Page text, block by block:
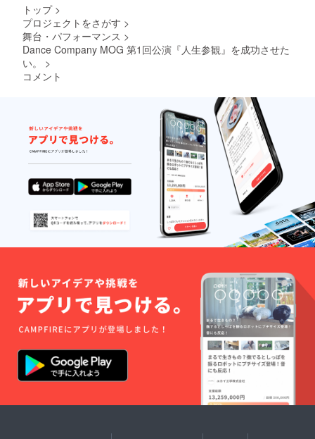
ず備考
欄にパ
を希望
される
お名前
をご記
入くだ
さい。
トップ >
プロジェクトをさがす >
舞台・パフォーマンス >
Dance Company MOG 第1回公演『人生参観』を成功させた
い。
>
コメント